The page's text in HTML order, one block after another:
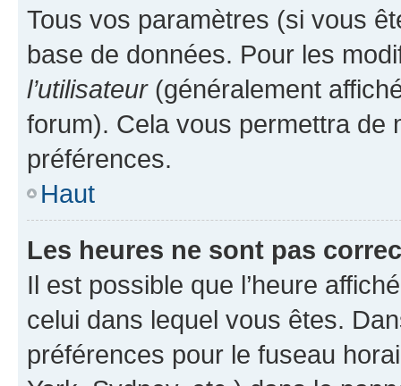
Tous vos paramètres (si vous
base de données. Pour les
l’utilisateur(généralement
forum). Cela vous permettra de
préférences.
Haut
Les heures ne sont pas
Il est possible que l’heure
celui dans lequel vous êtes.
préférences pour le fuseau